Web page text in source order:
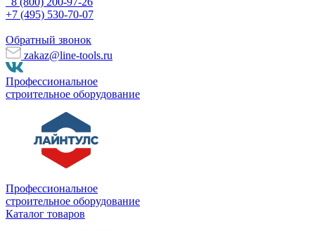
+7 (495) 530-70-07
Обратный звонок
zakaz@line-tools.ru
Профессиональное
строительное оборудование
Профессиональное
строительное оборудование
Каталог товаров